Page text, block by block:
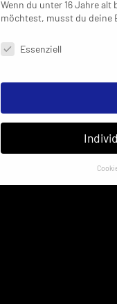
Wenn du unter 16 Jahre
möchtest, musst du deine
Datenschutzeinstellungen
Essenziell